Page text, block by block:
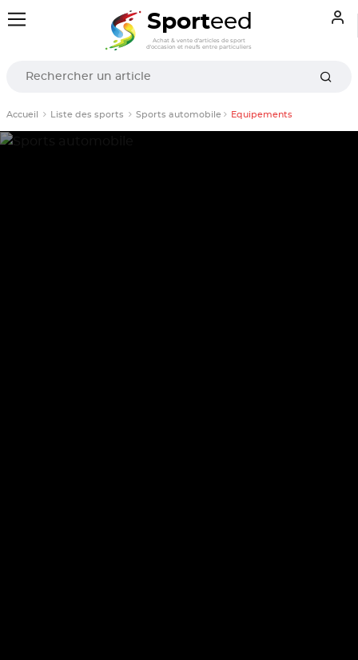
Sporteed
Achat & vente d'articles de sport
d'occasion et neufs entre particuliers
Accueil Liste des sports Sports automobile Equipements